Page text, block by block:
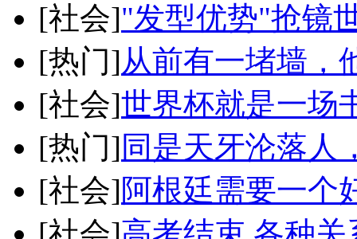
[社会]"发型优势"抢镜
[热门]从前有一堵墙，
[社会]世界杯就是一场
[热门]同是天牙沦落人
[社会]阿根廷需要一个